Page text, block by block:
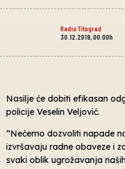
Radio Titograd
30.12.2019, 00:00h
Nasilje će dobiti efikasan
policije Veselin Veljović.
“Nećemo dozvoliti napade
izvršavaju radne obaveze i
svaki oblik ugrožavanja